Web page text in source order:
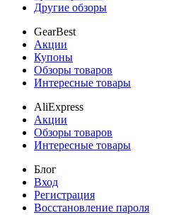
Другие обзоры
GearBest
Акции
Купоны
Обзоры товаров
Интересные товары
AliExpress
Акции
Обзоры товаров
Интересные товары
Блог
Вход
Регистрация
Восстановление пароля